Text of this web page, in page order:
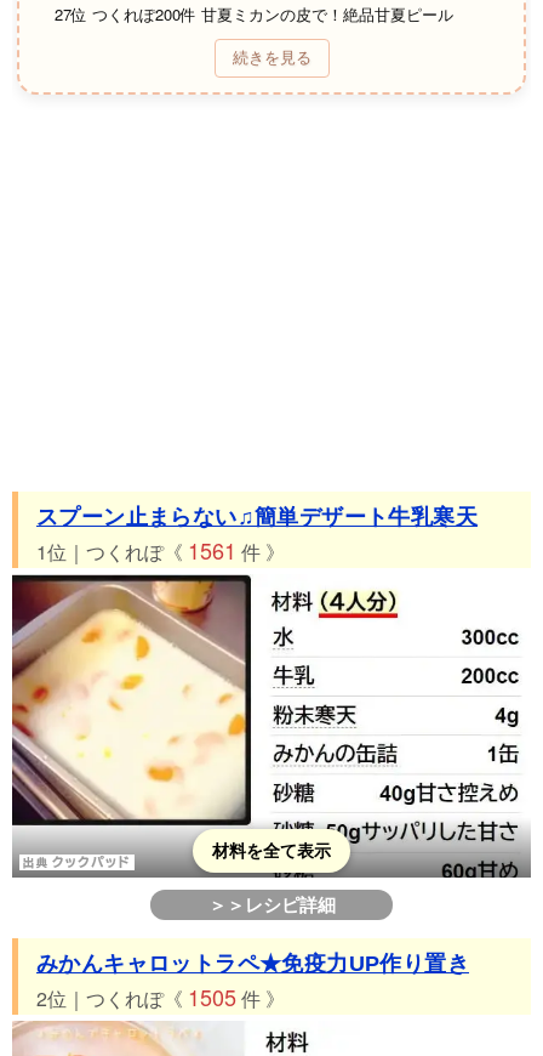
27位 つくれぽ200件 甘夏ミカンの皮で！絶品甘夏ピール
28位 つくれぽ185件 みかん大量消費！簡単☆濃厚ゼリー☆
29位 つくれぽ156件 棒寒天で♪牛乳寒天（みかん入り）
41位 つくれぽ102件 ＊みかんのお吸い物＊
42位 つくれぽ102件 ミカンの大量消費に！ミカンジャム
43位 つくれぽ101件 超簡単♬みかんたっぷり♪みかんゼリー☆*
44位 つくれぽ100件 こどもの日★まるごと！みかん缶ゼリー★
45位 つくれぽ100件 みかんの皮の天ぷら～♪
46位 つくれぽ100件 ママの味☆みかんミルクゼリー(牛乳かん)
47位 つくれぽ97件 アガー使用☆ジュースdeオレンジゼリー♪
48位 つくれぽ96件 プルルン♪みかん缶でゼリー☆
49位 つくれぽ96件 みかんと大根おろしの酢の物
50位 つくれぽ93件 ちび家のみかんジャム♡
51位 つくれぽ91件 簡単(＾ｰ^)果肉ゴロゴロ夏みかんゼリー
52位 つくれぽ90件 糀甘酒ババロア
54位 つくれぽ86件 美容にも♡みかんの蜂蜜紅茶
55位 つくれぽ85件 みかん缶詰まるごと♪みかんゼリー
56位 つくれぽ85件 圧力鍋ですぐ！本格的なみかんジャム
続きを見る
スプーン止まらない♫簡単デザート牛乳寒天
1位｜つくれぽ《 1561 件 》
材料を全て表示
＞＞レシピ詳細
みかんキャロットラペ★免疫力UP作り置き
2位｜つくれぽ《 1505件 》